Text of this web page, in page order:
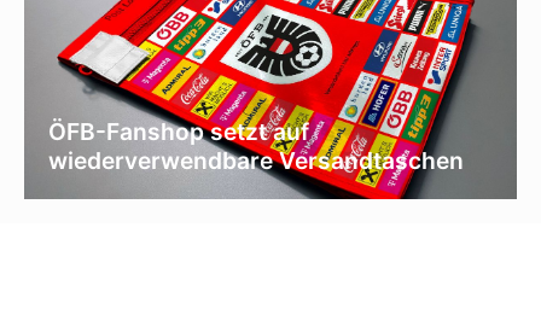
ÖFB-Fanshop setzt auf
wiederverwendbare Versandtaschen